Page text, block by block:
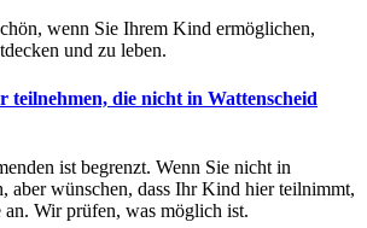
wenn Sie Ihrem Kind ermöglichen,
und zu leben.
teilnehmen, die nicht in Wattenscheid
ist begrenzt. Wenn Sie nicht in
aber wünschen, dass Ihr Kind hier teilnimmt,
an. Wir prüfen, was möglich ist.